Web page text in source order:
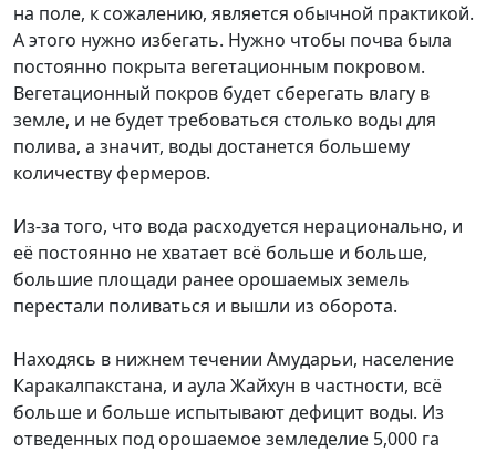
на поле, к сожалению, является обычной практикой.
А этого нужно избегать. Нужно чтобы почва была
постоянно покрыта вегетационным покровом.
Вегетационный покров будет сберегать влагу в
земле, и не будет требоваться столько воды для
полива, а значит, воды достанется большему
количеству фермеров.
Из-за того, что вода расходуется нерационально, и
её постоянно не хватает всё больше и больше,
большие площади ранее орошаемых земель
перестали поливаться и вышли из оборота.
Находясь в нижнем течении Амударьи, население
Каракалпакстана, и аула Жайхун в частности, всё
больше и больше испытывают дефицит воды. Из
отведенных под орошаемое земледелие 5,000 га